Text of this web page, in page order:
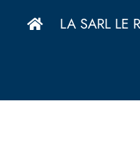
LA SARL LE